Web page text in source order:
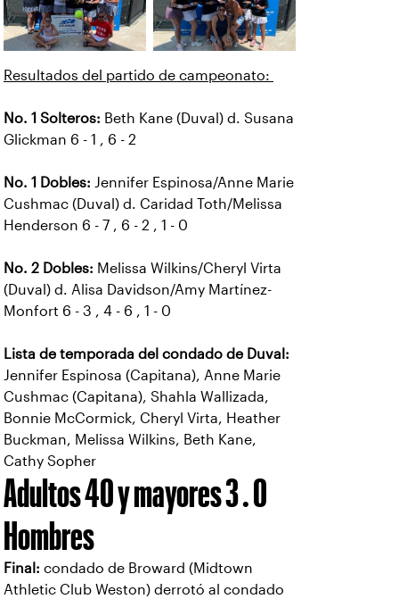
Resultados del partido de campeonato:
No. 1 Solteros: Beth Kane (Duval) d. Susana
Glickman 6 - 1 , 6 - 2
No. 1 Dobles: Jennifer Espinosa/Anne Marie
Cushmac (Duval) d. Caridad Toth/Melissa
Henderson 6 - 7 , 6 - 2 , 1 - 0
No. 2 Dobles: Melissa Wilkins/Cheryl Virta
(Duval) d. Alisa Davidson/Amy Martínez-
Monfort 6 - 3 , 4 - 6 , 1 - 0
Lista de temporada del condado de Duval:
Jennifer Espinosa (Capitana), Anne Marie
Cushmac (Capitana), Shahla Wallizada,
Bonnie McCormick, Cheryl Virta, Heather
Buckman, Melissa Wilkins, Beth Kane,
Cathy Sopher
Adultos 40 y mayores 3 . 0
Hombres
Final: condado de Broward (Midtown
Athletic Club Weston) derrotó al condado